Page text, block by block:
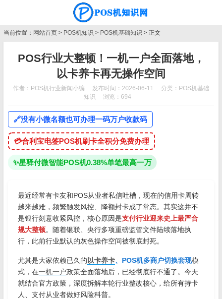
当前位置： 网站首页 > POS机知识 > POS机基础知识 > 正文
POS行业大整顿！一机一户全面落地，
以卡养卡再无操作空间
作者：POS机行业新闻小编 发布时间：2026-06-11 分类： POS机基础
知识
浏览：694
🔗没有小微名额也可办理一码万户收款码
💳合利宝电签POS机刷卡全积分免费办理
✨星驿付微智能POS机0.38%单笔最高一万
最近经常有卡友和POS从业者私信吐槽，现在的信用卡周转
越来越难，频繁触发风控、降额封卡成了常态。其实这并不
是银行刻意收紧风控，核心原因是支付行业迎来史上最严合
规大整顿。随着银联、央行多项重磅监管文件陆续落地执
行，此前行业默认的灰色操作空间被彻底封死。
尤其是大家依赖已久的 以卡养卡、POS机多商户切换套现模
式，在一机一户政策全面落地后，已经彻底行不通了。今天
就结合官方政策，深度拆解本轮行业整改核心，给所有持卡
人、支付从业者做好风险科普。